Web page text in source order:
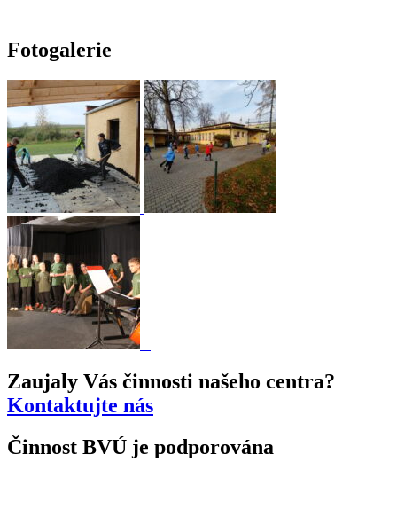
Fotogalerie
Zaujaly Vás činnosti našeho centra?
Kontaktujte nás
Činnost BVÚ je podporována